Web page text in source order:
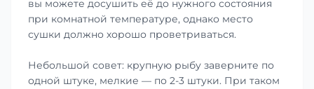
вы можете досушить её до нужного состояния
при комнатной температуре, однако место
сушки должно хорошо проветриваться.
Небольшой совет: крупную рыбу заверните по
одной штуке, мелкие — по 2-3 штуки. При таком